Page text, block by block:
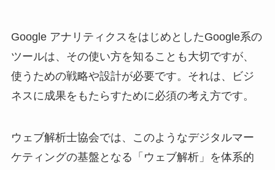
Google アナリティクスをはじめとしたGoogle系の
ツールは、その使い方を知ることも大切ですが、
使うための戦略や設計が必要です。それは、ビジ
ネスに成果をもたらすために必須の考え方です。
ウェブ解析士協会では、このようなデジタルマー
ケティングの基盤となる「ウェブ解析」を体系的